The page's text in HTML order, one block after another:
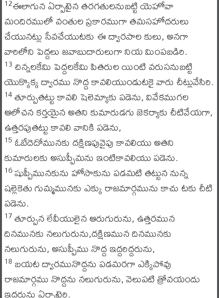
12ఈలాగున ఏర్పాటైన తరగతులనుబట్టి యెహోవా
మందిరములో వంతుల ప్రకారముగా తమసహోదరులు
చేయునట్లు సేవచేయుటకు ఈ ద్వారపాల కులు, అనగా
వారిలోని పెద్దలు జవాబుదారులుగా నియ మింపబడిరి.
13 చిన్నలకేమి పెద్దలకేమి పితరుల యింటి వరుసనుబట్టి
యొక్కొక్క ద్వారము నొద్ద కావలియుండుటకై వారు చీట్లువేసిరి.
14తూర్పుతట్టు కావలి షెలెమ్యాకు పడెను, వివేకముగల
ఆలోచన కర్తయైన అతని కుమారుడగు జెకర్యాకు చీటివేయగా,
ఉత్తరపుతట్టు కావలి వానికి పడెను,
15 ఓబేదెదోమునకు దక్షిణపువైపు కావలియు అతని
కుమారులకు అసుప్పీమను ఇంటికావలియు పడెను.
16షుప్పీమునకును హోసాకును పడమటి తట్టున నున్న
షల్లెకెతు గుమ్మమునకు ఎక్కు రాజమార్గమును కాచు టకు చీటి
పడెను.
17తూర్పున లేవీయులైన ఆరుగురును, ఉత్తరమున
దినమునకు నలుగురును,దక్షిణమున దినమునకు
నలుగురును, అసుప్పీము నొద్ద ఇద్దరిద్దరును,
18 బయట ద్వారమునొద్దను పడమరగా ఎక్కిపోవు
రాజమార్గము నొద్దను నలుగురును, వెలుపటి త్రోవయందు
ఇద్దరును ఏర్పాటైరి.